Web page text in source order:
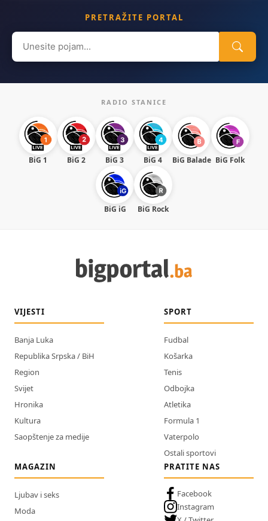
PRETRAŽITE PORTAL
Search
for:
RADIO STANICE
BiG 1 BiG 2 BiG 3 BiG 4 BiG Balade BiG Folk
BiG iG BiG Rock
VIJESTI
Banja Luka
Republika Srpska / BiH
Region
Svijet
Hronika
Kultura
Saopštenje za medije
SPORT
Fudbal
Košarka
Tenis
Odbojka
Atletika
Formula 1
Vaterpolo
Ostali sportovi
MAGAZIN
Ljubav i seks
Moda
PRATITE NAS
Facebook
Instagram